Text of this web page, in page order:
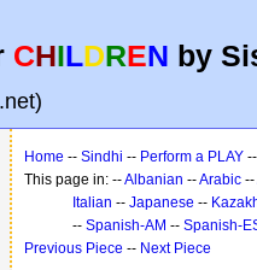
CHILDREN by
Home -- Sindhi -- Perform a PLAY
This page in: --Albanian --Arabic --
Italian -- Japanese --
-- Spanish-AM -- Spanish-
Previous Piece -- Next Piece